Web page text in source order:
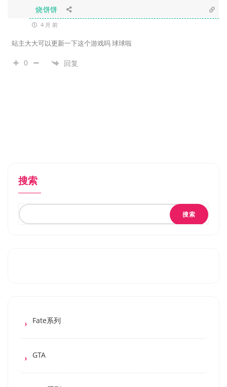
烧饼饼
4 月 前
站主大大可以更新一下这个游戏吗 球球啦
0 回复
搜索
搜索
Fate系列
GTA